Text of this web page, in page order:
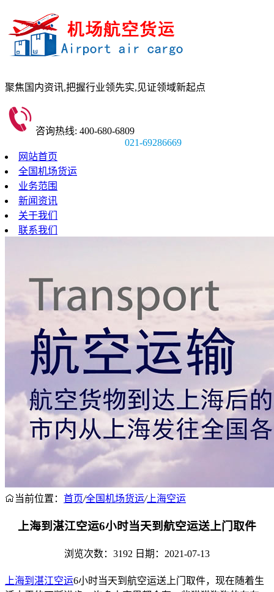
聚焦国内资讯,把握行业领先实,见证领域新起点
咨询热线: 400-680-6809
021-69286669
网站首页
全国机场货运
业务范围
新闻资讯
关于我们
联系我们
当前位置： 首页/全国机场货运/上海空运
上海到湛江空运6小时当天到航空运送上门取件
浏览次数：3192 日期：2021-07-13
上海到湛江空运6小时当天到航空运送上门取件，现在随着生